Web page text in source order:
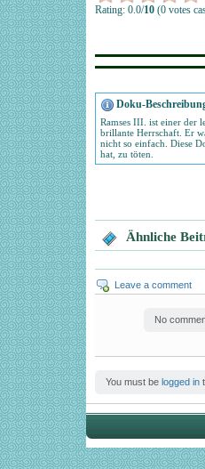
Rating: 0.0/10 (0 votes
Doku-
Ramses III. ist einer der
brillante Herrschaft. Er
nicht so einfach. Diese
hat, zu töten.
Ähnliche
Leave a comment
No
You must be logged in